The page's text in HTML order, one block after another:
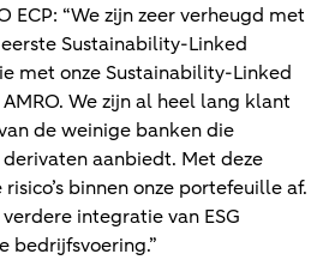
ECP: “We zijn zeer verheugd met
Sustainability-Linked
met onze Sustainability-Linked
We zijn al heel lang klant
de weinige banken die
aanbiedt. Met deze
binnen onze portefeuille af.
integratie van ESG
bedrijfsvoering.”